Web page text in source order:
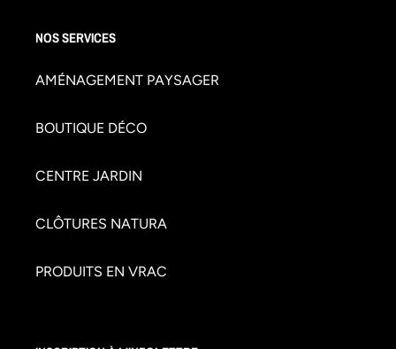
NOS SERVICES
AMÉNAGEMENT PAYSAGER
BOUTIQUE DÉCO
CENTRE JARDIN
CLÔTURES NATURA
PRODUITS EN VRAC